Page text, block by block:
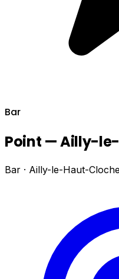
Bar
Point — Ailly-
Bar · Ailly-le-Haut-